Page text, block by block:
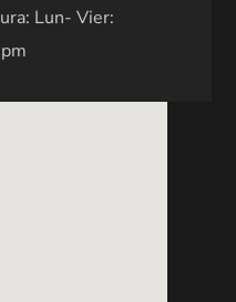
Lun- Vier: